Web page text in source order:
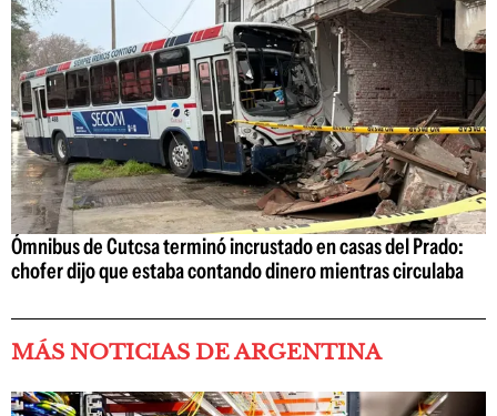
Ómnibus de Cutcsa terminó incrustado en casas del Prado:
chofer dijo que estaba contando dinero mientras circulaba
MÁS NOTICIAS DE ARGENTINA